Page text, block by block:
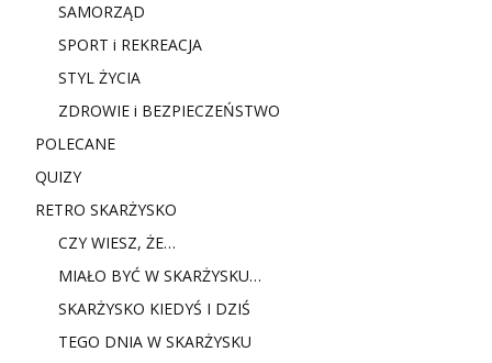
SAMORZĄD
SPORT i REKREACJA
STYL ŻYCIA
ZDROWIE i BEZPIECZEŃSTWO
POLECANE
QUIZY
RETRO SKARŻYSKO
CZY WIESZ, ŻE…
MIAŁO BYĆ W SKARŻYSKU…
SKARŻYSKO KIEDYŚ I DZIŚ
TEGO DNIA W SKARŻYSKU